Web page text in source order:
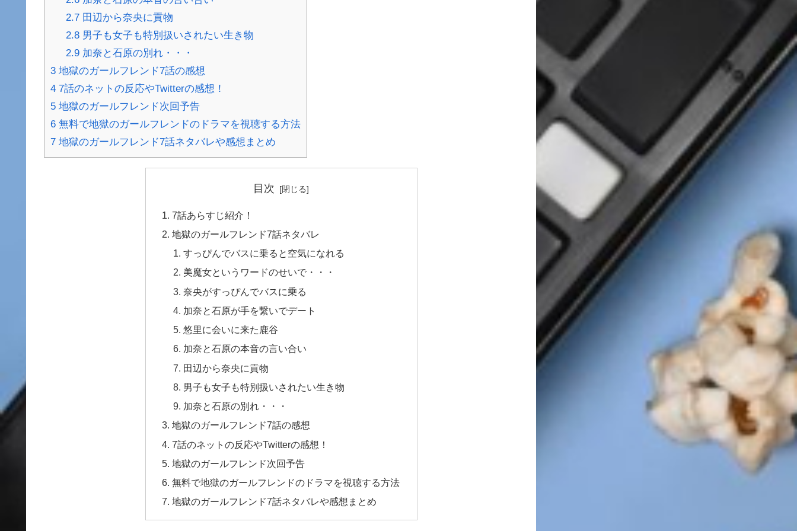
2.7田辺から奈央に貢物
2.8男子も女子も特別扱いされたい生き物
2.9加奈と石原の別れ・・・
3 地獄のガールフレンド7話の感想
4 7話のネットの反応やTwitterの感想！
5 地獄のガールフレンド次回予告
6 無料で地獄のガールフレンドのドラマを視聴する方法
7 地獄のガールフレンド7話ネタバレや感想まとめ
目次
7話あらすじ紹介！
地獄のガールフレンド7話ネタバレ
すっぴんでバスに乗ると空気になれる
美魔女というワードのせいで・・・
奈央がすっぴんでバスに乗る
加奈と石原が手を繋いでデート
悠里に会いに来た鹿谷
加奈と石原の本音の言い合い
田辺から奈央に貢物
男子も女子も特別扱いされたい生き物
加奈と石原の別れ・・・
地獄のガールフレンド7話の感想
7話のネットの反応やTwitterの感想！
地獄のガールフレンド次回予告
無料で地獄のガールフレンドのドラマを視聴する方法
地獄のガールフレンド7話ネタバレや感想まとめ